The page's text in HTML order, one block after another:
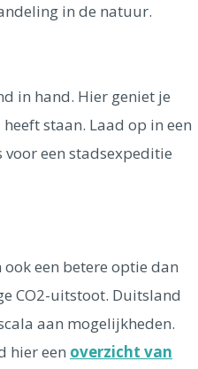
in de natuur.
in hand. Hier geniet je
staan. Laad op in een
een stadsexpeditie
een betere optie dan
CO2-uitstoot. Duitsland
aan mogelijkheden.
hier een overzicht van